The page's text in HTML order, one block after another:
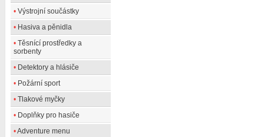
• Výstrojní součástky
• Hasiva a pěnidla
• Těsnící prostředky a
sorbenty
• Detektory a hlásiče
• Požární sport
• Tlakové myčky
• Doplňky pro hasiče
•Adventure menu